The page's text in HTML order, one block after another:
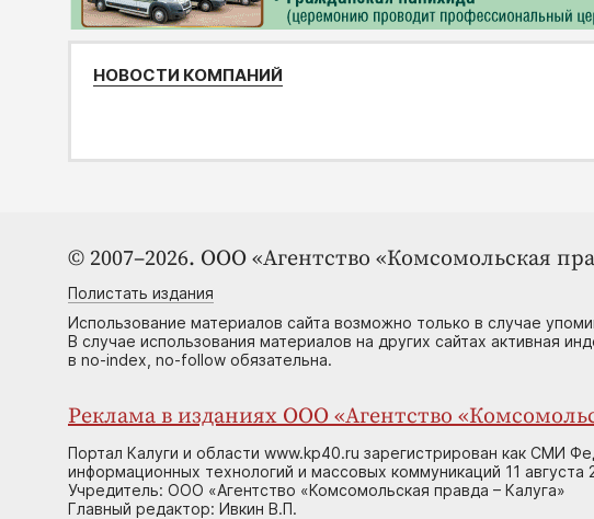
НОВОСТИ КОМПАНИЙ
© 2007–2026. ООО «Агентство «Комсомольская
Полистать издания
Использование материалов сайта возможно только в случае
В случае использования материалов на других сайтах активная
в no-index, no-follow обязательна.
Реклама в изданиях ООО «Агентство
Портал Калуги и области www.kp40.ru зарегистрирован как СМИ
информационных технологий и массовых коммуникаций 11
Учредитель: ООО «Агентство «Комсомольская правда – Калуга»
Главный редактор: Ивкин В.П.